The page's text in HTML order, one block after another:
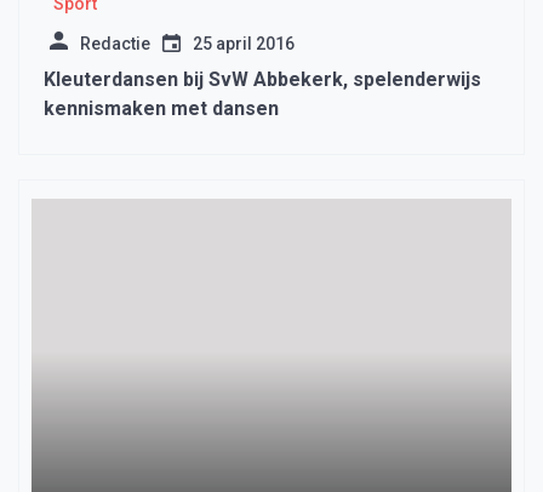
Redactie 25 april 2016
Kleuterdansen bij SvW Abbekerk, spelenderwijs
kennismaken met dansen